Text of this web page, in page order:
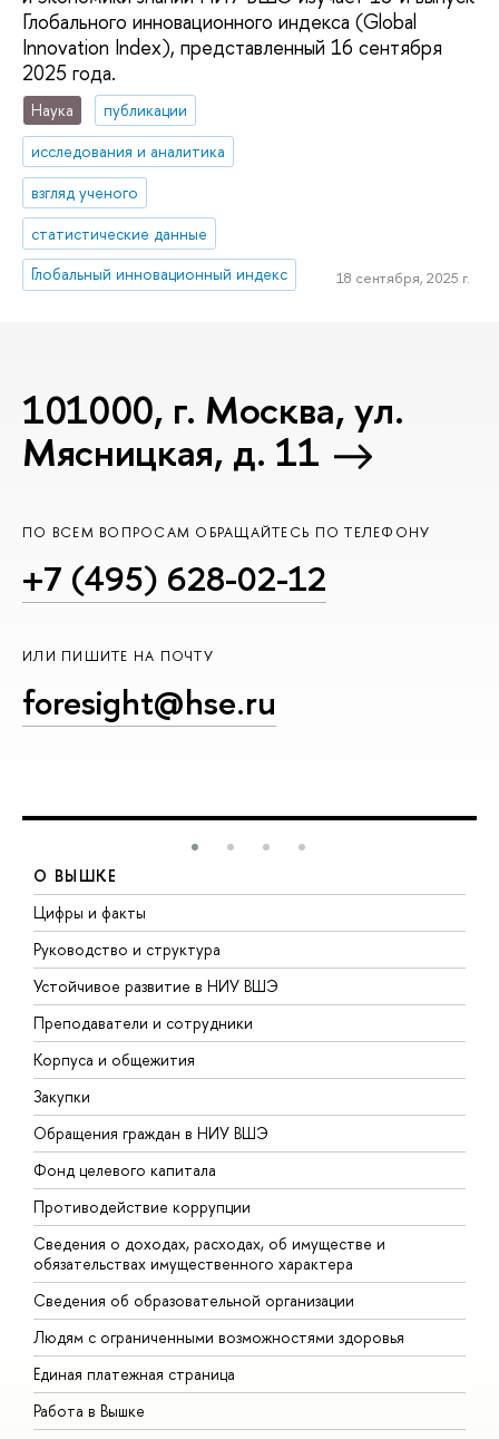
Глобального инновационного индекса (Global
Innovation Index), представленный 16 сентября
2025 года.
Наука
публикации
исследования и аналитика
взгляд ученого
статистические данные
Глобальный инновационный индекс
18 сентября, 2025 г.
101000, г. Москва, ул.
Мясницкая, д. 11
ПО ВСЕМ ВОПРОСАМ ОБРАЩАЙТЕСЬ ПО ТЕЛЕФОНУ
+7 (495) 628-02-12
ИЛИ ПИШИТЕ НА ПОЧТУ
foresight@hse.ru
О ВЫШКЕ
Цифры и факты
Руководство и структура
Устойчивое развитие в НИУ ВШЭ
Преподаватели и сотрудники
Корпуса и общежития
Закупки
Обращения граждан в НИУ ВШЭ
Фонд целевого капитала
Противодействие коррупции
Сведения о доходах, расходах, об имуществе и
обязательствах имущественного характера
Сведения об образовательной организации
Людям с ограниченными возможностями здоровья
Единая платежная страница
Работа в Вышке